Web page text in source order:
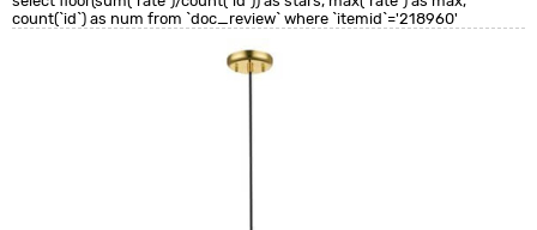
count(`id`) as num from `doc_review` where `itemid`='218960'